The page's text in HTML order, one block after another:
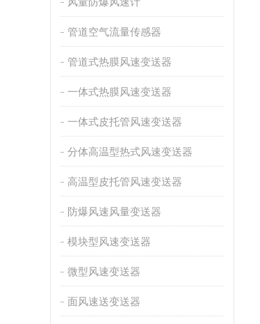
管道空气流量传感器
管道式热膜风速变送器
一体式热膜风速变送器
一体式皮托管风速变送器
分体高温型热式风速变送器
高温型皮托管风速变送器
防爆风速风量变送器
模块型风速变送器
微型风速变送器
面风速送变送器